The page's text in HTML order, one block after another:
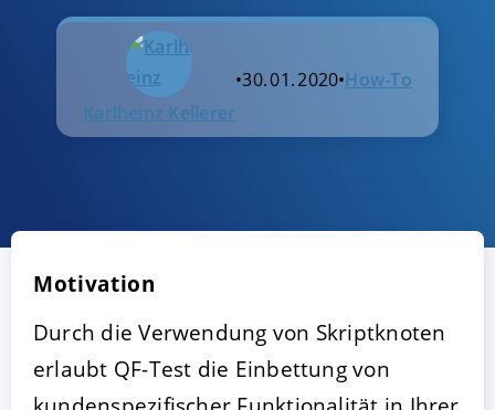
Karlheinz Kellerer
•30. 01. 2020•How-To
Motivation
Durch die Verwendung von Skriptknoten
erlaubt QF-Test die Einbettung von